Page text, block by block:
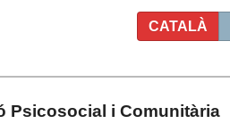
CATALÀ
Psicosocial i Comunitària